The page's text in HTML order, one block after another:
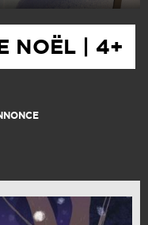
NOËL | 4+